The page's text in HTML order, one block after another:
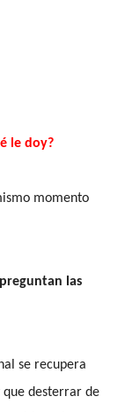
le doy?
momento
las
se recupera
que desterrar de